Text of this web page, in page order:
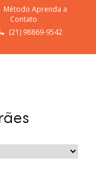
Método Aprenda a
Contato
(21) 98869-9542